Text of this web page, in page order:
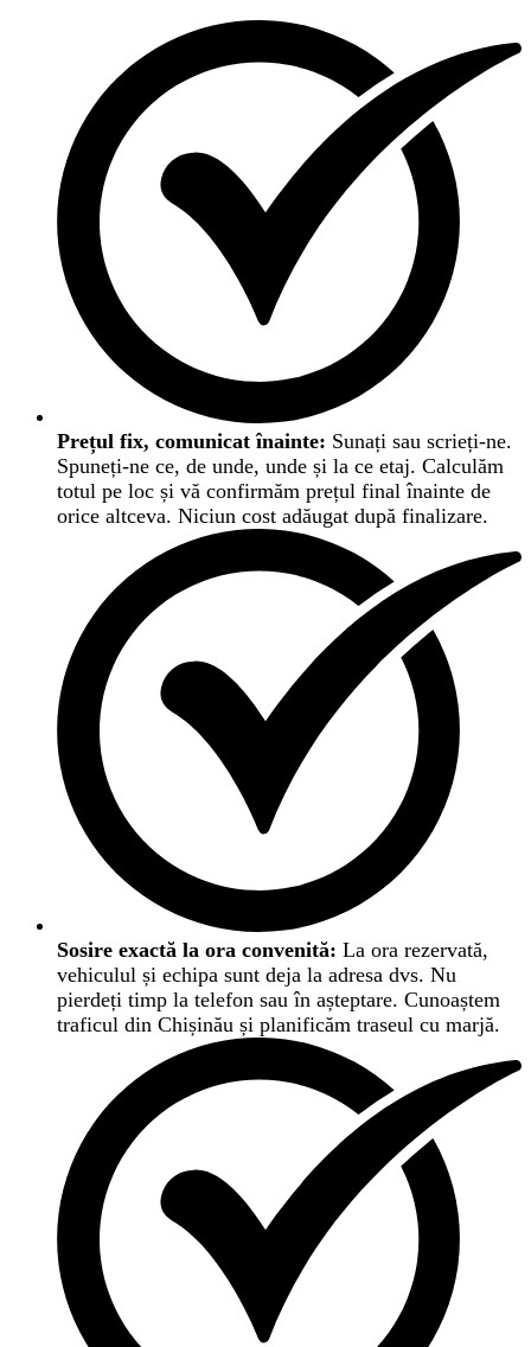
Prețul fix, comunicat înainte: Sunați sau scrieți-ne.
Spuneți-ne ce, de unde, unde și la ce etaj. Calculăm
totul pe loc și vă confirmăm prețul final înainte de
orice altceva. Niciun cost adăugat după finalizare.
Sosire exactă la ora convenită: La ora rezervată,
vehiculul și echipa sunt deja la adresa dvs. Nu
pierdeți timp la telefon sau în așteptare. Cunoaștem
traficul din Chișinău și planificăm traseul cu marjă.